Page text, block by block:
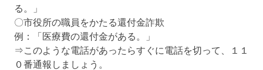
る。」
〇市役所の職員をかたる還付金詐欺
例：「医療費の還付金がある。」
⇒このような電話があったらすぐに電話を切って、１１
０番通報しましょう。